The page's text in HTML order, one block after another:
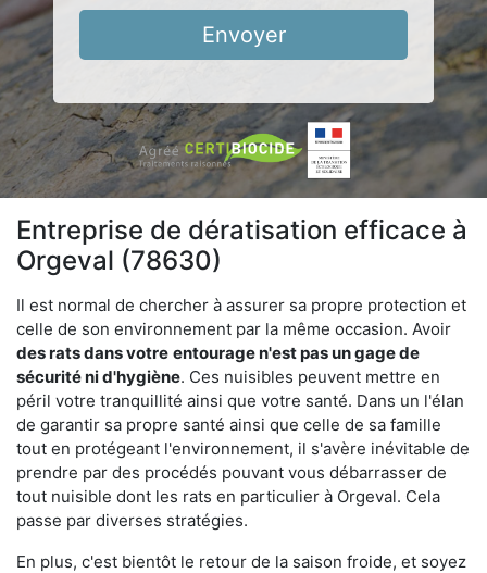
Envoyer
Entreprise de dératisation efficace à
Orgeval (78630)
Il est normal de chercher à assurer sa propre protection et
celle de son environnement par la même occasion. Avoir
des rats dans votre entourage n'est pas un gage de
sécurité ni d'hygiène. Ces nuisibles peuvent mettre en
péril votre tranquillité ainsi que votre santé. Dans un l'élan
de garantir sa propre santé ainsi que celle de sa famille
tout en protégeant l'environnement, il s'avère inévitable de
prendre par des procédés pouvant vous débarrasser de
tout nuisible dont les rats en particulier à Orgeval. Cela
passe par diverses stratégies.
En plus, c'est bientôt le retour de la saison froide, et soyez